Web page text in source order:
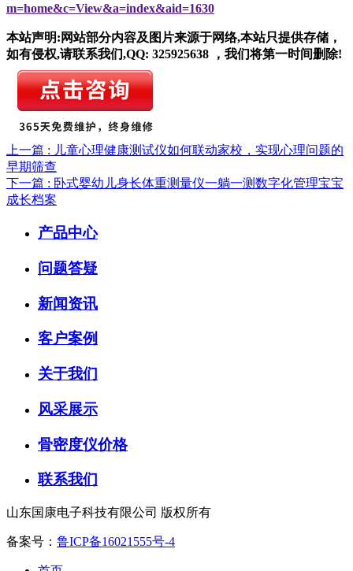
m=home&c=View&a=index&aid=1630
本站声明:网站部分内容及图片来源于网络,本站只提供存储，
如有侵权,请联系我们,QQ: 325925638 ，我们将第一时间删除!
上一篇 : 儿童心理健康测试仪如何联动家校，实现心理问题的
早期筛查
下一篇 : 卧式婴幼儿身长体重测量仪一躺一测数字化管理宝宝
成长档案
产品中心
问题答疑
新闻资讯
客户案例
关于我们
风采展示
骨密度仪价格
联系我们
山东国康电子科技有限公司 版权所有
备案号： 鲁ICP备16021555号-4